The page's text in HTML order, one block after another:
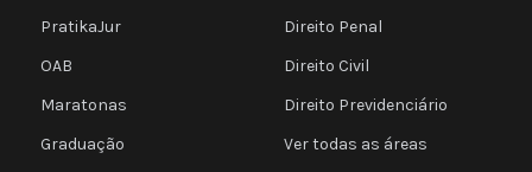
PratikaJur
OAB
Maratonas
Graduação
Direito Penal
Direito Civil
Direito Previdenciário
Ver todas as áreas